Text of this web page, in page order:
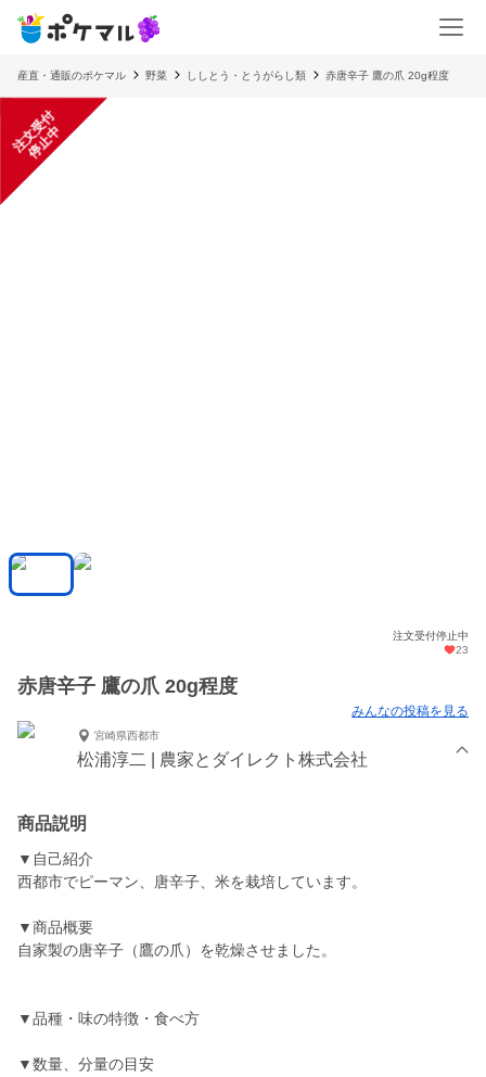
産直・通販のポケマル 野菜 ししとう・とうがらし類 赤唐辛子 鷹の爪 20g程度
注
文
受
付
停
止
中
注文受付停止中
23
赤唐辛子 鷹の爪 20g程度
みんなの投稿を見る
宮崎県西都市
松浦淳二 | 農家とダイレクト株式会社
商品説明
▼自己紹介
西都市でピーマン、唐辛子、米を栽培しています。
▼商品概要
自家製の唐辛子（鷹の爪）を乾燥させました。
▼品種・味の特徴・食べ方
▼数量、分量の目安